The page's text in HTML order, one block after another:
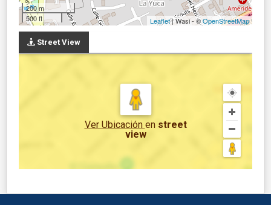
200 m
500 ft
Leaflet| Wasi - ©OpenStreetMap
Street View
Ver Ubicación en street
view